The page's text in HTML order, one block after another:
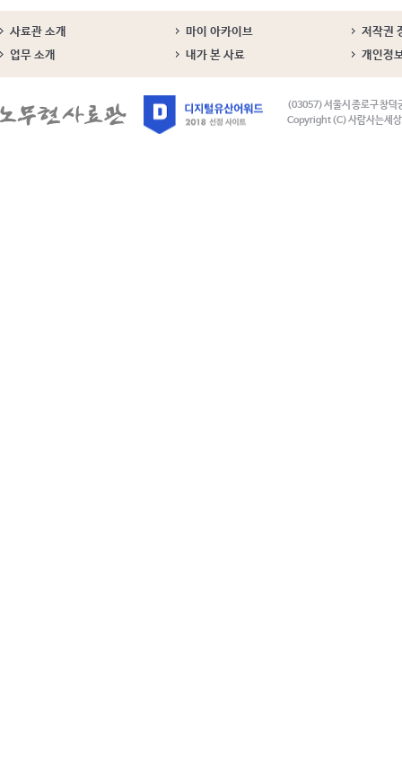
사료관 소개 마이 아카이브
저작권
업무 소개
내가 본 사료 개인정
(03057) 서울시 종로구 창덕
Copyright (C) 사람사는세